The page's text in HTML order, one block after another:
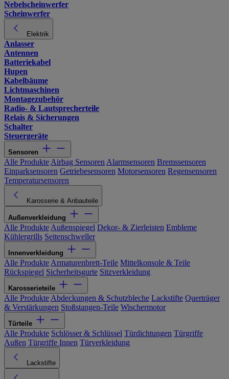
Nebelscheinwerfer
Scheinwerfer
Elektrik
Anlasser
Antennen
Batteriekabel
Hupen
Kabelbäume
Lichtmaschinen
Montagezubehör
Radio- & Lautsprecherteile
Relais & Sicherungen
Schalter
Steuergeräte
Sensoren
Alle Produkte Airbag Sensoren Alarmsensoren Bremssensoren
Einparksensoren Getriebesensoren Motorsensoren Regensensoren
Temperatursensoren
Karosserie & Anbauteile
Außenverkleidung
Alle Produkte Außenspiegel Dekor- & Zierleisten Embleme
Kühlergrills Seitenschweller
Innenverkleidung
Alle Produkte Armaturenbrett-Teile Mittelkonsole & Teile
Rückspiegel Sicherheitsgurte Sitzverkleidung
Karosserieteile
Alle Produkte Abdeckungen & Schutzbleche Lackstifte Querträger
& Verstärkungen Stoßstangen-Teile Wischermotor
Türteile
Alle Produkte Schlösser & Schlüssel Türdichtungen Türgriffe
Außen Türgriffe Innen Türverkleidung
Lackstifte